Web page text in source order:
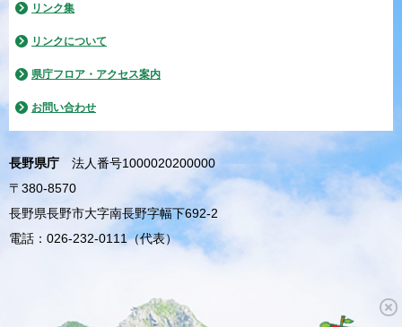
リンク集
リンクについて
県庁フロア・アクセス案内
お問い合わせ
長野県庁
法人番号1000020200000
〒380-8570
長野県長野市大字南長野字幅下692-2
電話：026-232-0111（代表）